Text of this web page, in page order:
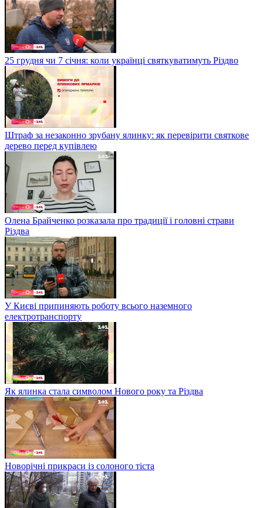
25 грудня чи 7 січня: коли українці святкуватимуть Різдво
Штраф за незаконно зрубану ялинку: як перевірити святкове
дерево перед купівлею
Олена Брайченко розказала про традиції і головні страви
Різдва
У Києві припиняють роботу всього наземного
електротранспорту
Як ялинка стала символом Нового року та Різдва
Новорічні прикраси із солоного тіста